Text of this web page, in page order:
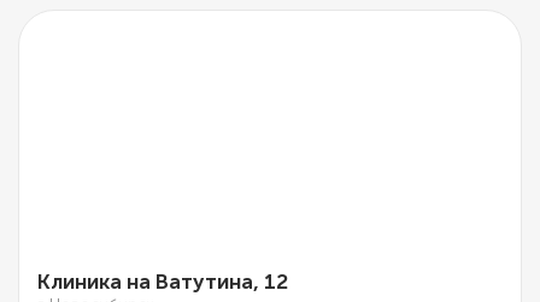
Клиника на Ватутина, 12